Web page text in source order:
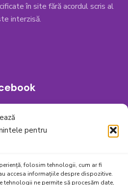
pentru
folosim tehnologii, cum ar fi
accesa informațiile despre dispozitive.
tehnologii ne permite să procesăm date,
în site fără acordul scris al
interzisă.